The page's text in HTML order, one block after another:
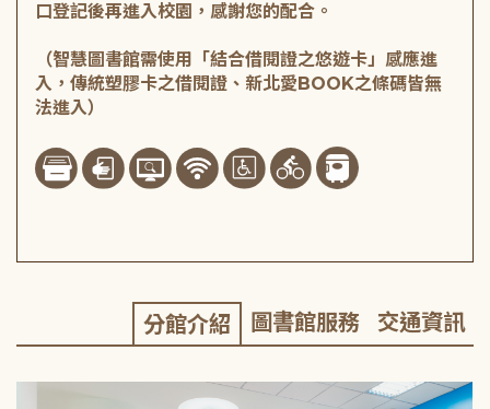
口登記後再進入校園，感謝您的配合。
（智慧圖書館需使用「結合借閱證之悠遊卡」感應進
入，傳統塑膠卡之借閱證、新北愛BOOK之條碼皆無
法進入）
分館介紹 圖書館服務 交通資訊